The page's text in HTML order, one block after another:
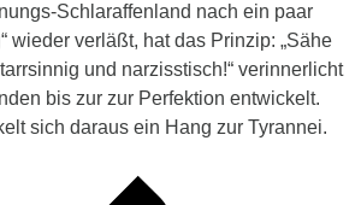
Schlaraffenland nach ein paar
wieder verläßt, hat das Prinzip: „Sähe
und narzisstisch!“ verinnerlicht
bis zur zur Perfektion entwickelt.
sich daraus ein Hang zur Tyrannei.